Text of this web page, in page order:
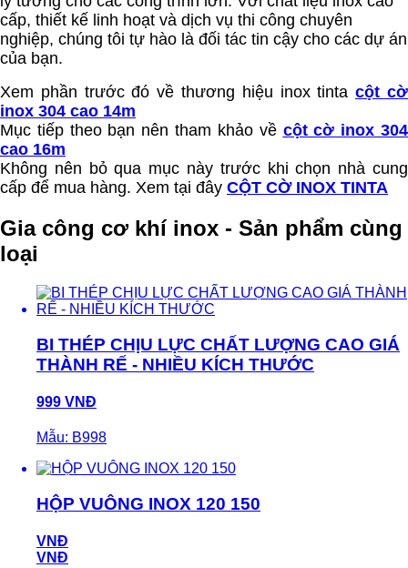
cấp, thiết kế linh hoạt và dịch vụ thi công chuyên
nghiệp, chúng tôi tự hào là đối tác tin cậy cho các dự án
của bạn.
Xem phần trước đó về thương hiệu inox tintacột cờ
inox 304 cao 14m
Mục tiếp theo bạn nên tham khảo về cột cờ inox 304
cao 16m
Không nên bỏ qua mục này trước khi chọn nhà cung
cấp để mua hàng. Xem tại đây CỘT CỜ INOX TINTA
Gia công cơ khí inox - Sản phẩm cùng
loại
BI THÉP CHỊU LỰC CHẤT LƯỢNG CAO GIÁ
THÀNH RẾ - NHIỀU KÍCH THƯỚC
999 VNĐ
Mẫu: B998
HỘP VUÔNG INOX 120 150
VNĐ
VNĐ